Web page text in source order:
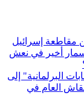
مقاطعة إسرائيل
أخير في نعش
البرلمانية" إلى
العام في